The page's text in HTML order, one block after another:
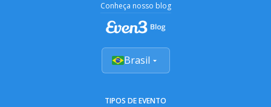
Conheça nosso blog
Brasil
TIPOS DE EVENTO